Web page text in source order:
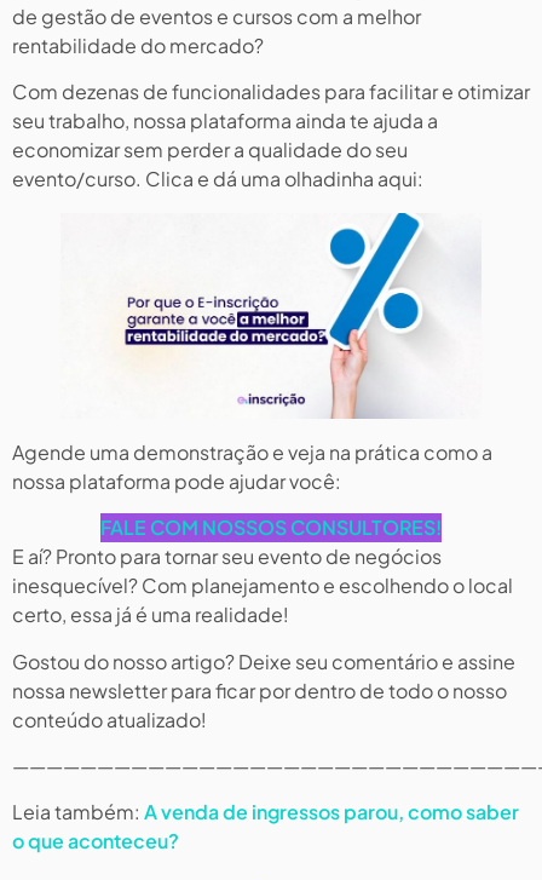
de gestão de eventos e cursos com a melhor
rentabilidade do mercado?
Com dezenas de funcionalidades para facilitar e otimizar
seu trabalho, nossa plataforma ainda te ajuda a
economizar sem perder a qualidade do seu
evento/curso. Clica e dá uma olhadinha aqui:
Agende uma demonstração e veja na prática como a
nossa plataforma pode ajudar você:
FALE COM NOSSOS CONSULTORES!
E aí? Pronto para tornar seu evento de negócios
inesquecível? Com planejamento e escolhendo o local
certo, essa já é uma realidade!
Gostou do nosso artigo? Deixe seu comentário e assine
nossa newsletter para ficar por dentro de todo o nosso
conteúdo atualizado!
Leia também: A venda de ingressos parou, como saber
o que aconteceu?